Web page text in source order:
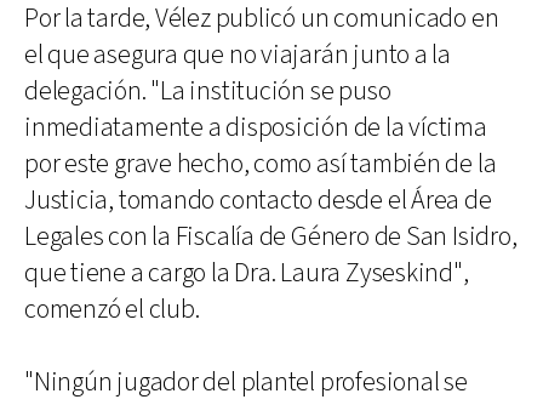
Por la tarde, Vélez publicó un comunicado en
el que asegura que no viajarán junto a la
delegación. "La institución se puso
inmediatamente a disposición de la víctima
por este grave hecho, como así también de la
Justicia, tomando contacto desde el Área de
Legales con la Fiscalía de Género de San Isidro,
que tiene a cargo la Dra. Laura Zyseskind",
comenzó el club.
"Ningún jugador del plantel profesional se